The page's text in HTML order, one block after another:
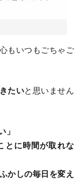
もいつもごちゃご
たいと思いません
」
とに時間が取れな
かしの毎日を変え